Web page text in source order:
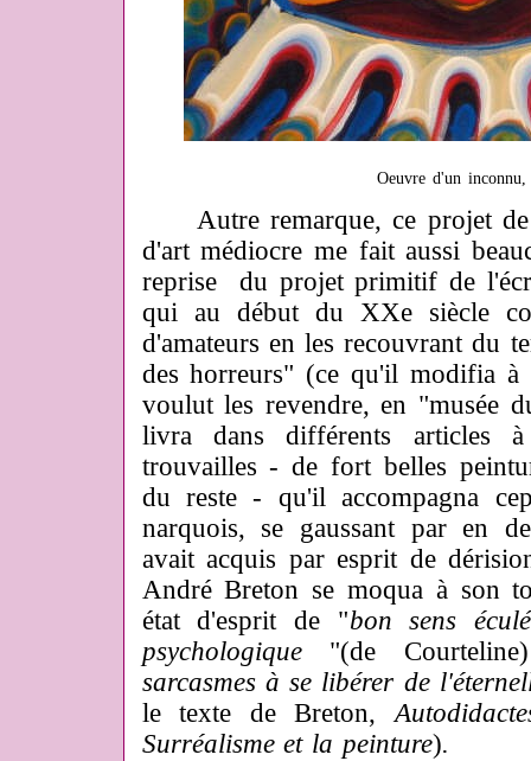
Oeuvre d'un
Autre remarque, ce projet de
d'art médiocre me fait aussi
reprise du projet primitif de
qui au début du XXe siècle
d'amateurs en les recouvrant du
des horreurs" (ce qu'il modifia
voulut les revendre, en "musée
livra dans différents articles
trouvailles - de fort belles
du reste - qu'il accompagna
narquois, se gaussant par en
avait acquis par esprit de
André Breton se moqua à son
état d'esprit de "bon sens éculé
psychologique"(de
sarcasmes à se libérer de
le texte de Breton,
Surréalisme et la peinture).